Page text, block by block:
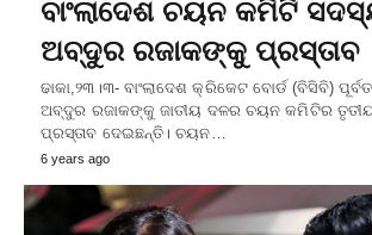
ବାଂଲାଦେଶ ଚୟନ କମିଟି
ଅବ୍‌ଦୁର ରଜାକଙ୍କୁ ପ୍ରସ୍ତାବ
ଢାକା,୨୩।୩- ବାଂଲାଦେଶ କ୍ରିକେଟ ବୋର୍ଡ (ବିସିବି)
ଅବ୍‌ଦୁର ରଜାକଙ୍କୁ ଜାତୀୟ ଦଳର ଚୟନ କମିଟିର
ପ୍ରସ୍ତାବ ଦେଇଛନ୍ତି। ଚୟନ…
6 years ago